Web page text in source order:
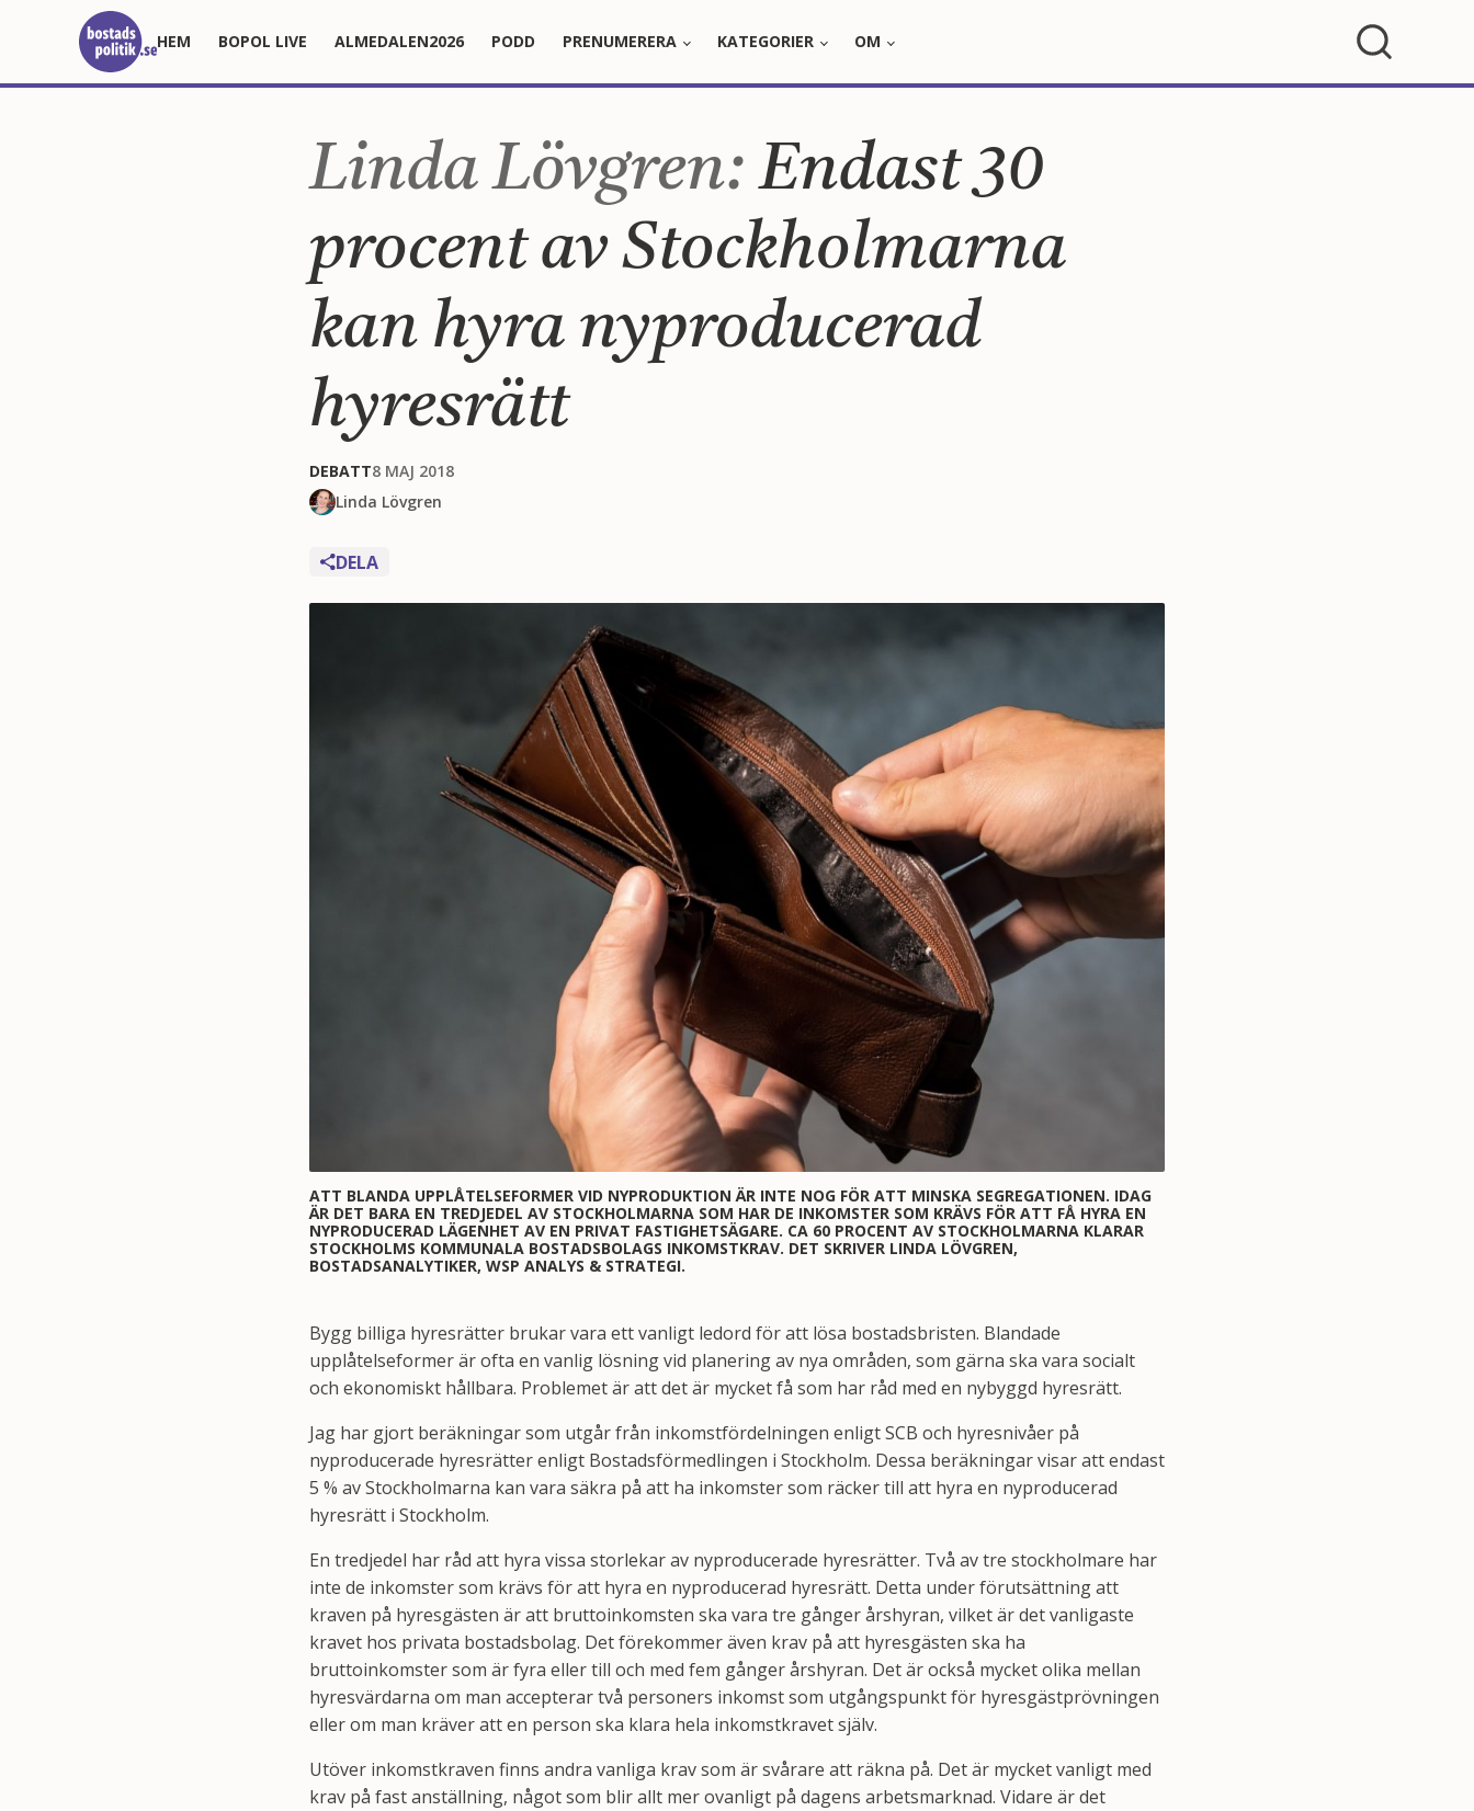
HEM BOPOL LIVE ALMEDALEN2026 PODD PRENUMERERA KATEGORIER OM
Linda Lövgren: Endast 30
procent av Stockholmarna
kan hyra nyproducerad
hyresrätt
DEBATT8 MAJ 2018
Linda Lövgren
DELA
ATT BLANDA UPPLÅTELSEFORMER VID NYPRODUKTION ÄR INTE NOG FÖR ATT MINSKA SEGREGATIONEN. IDAG
ÄR DET BARA EN TREDJEDEL AV STOCKHOLMARNA SOM HAR DE INKOMSTER SOM KRÄVS FÖR ATT FÅ HYRA EN
NYPRODUCERAD LÄGENHET AV EN PRIVAT FASTIGHETSÄGARE. CA 60 PROCENT AV STOCKHOLMARNA KLARAR
STOCKHOLMS KOMMUNALA BOSTADSBOLAGS INKOMSTKRAV. DET SKRIVER LINDA LÖVGREN,
BOSTADSANALYTIKER, WSP ANALYS & STRATEGI.
Bygg billiga hyresrätter brukar vara ett vanligt ledord för att lösa bostadsbristen. Blandade
upplåtelseformer är ofta en vanlig lösning vid planering av nya områden, som gärna ska vara socialt
och ekonomiskt hållbara. Problemet är att det är mycket få som har råd med en nybyggd hyresrätt.
Jag har gjort beräkningar som utgår från inkomstfördelningen enligt SCB och hyresnivåer på
nyproducerade hyresrätter enligt Bostadsförmedlingen i Stockholm. Dessa beräkningar visar att endast
5 % av Stockholmarna kan vara säkra på att ha inkomster som räcker till att hyra en nyproducerad
hyresrätt i Stockholm.
En tredjedel har råd att hyra vissa storlekar av nyproducerade hyresrätter. Två av tre stockholmare har
inte de inkomster som krävs för att hyra en nyproducerad hyresrätt. Detta under förutsättning att
kraven på hyresgästen är att bruttoinkomsten ska vara tre gånger årshyran, vilket är det vanligaste
kravet hos privata bostadsbolag. Det förekommer även krav på att hyresgästen ska ha
bruttoinkomster som är fyra eller till och med fem gånger årshyran. Det är också mycket olika mellan
hyresvärdarna om man accepterar två personers inkomst som utgångspunkt för hyresgästprövningen
eller om man kräver att en person ska klara hela inkomstkravet själv.
Utöver inkomstkraven finns andra vanliga krav som är svårare att räkna på. Det är mycket vanligt med
krav på fast anställning, något som blir allt mer ovanligt på dagens arbetsmarknad. Vidare är det